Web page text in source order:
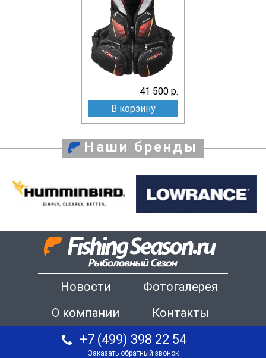
41 500 р.
В корзину
Наши бренды
Новости
Фотогалерея
О компании
Контакты
+7 (499) 398 22 54
Заказать обратный звонок